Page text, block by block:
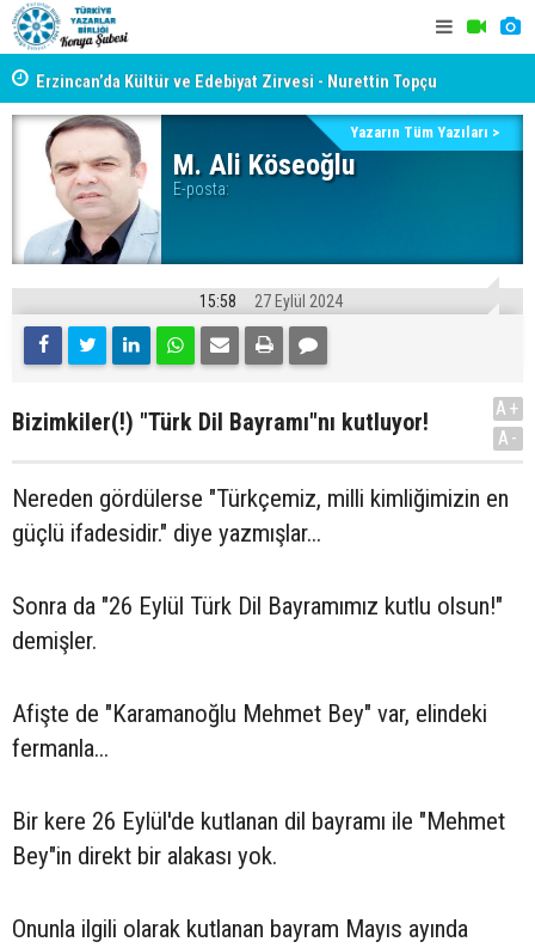
Erzincan’da Kültür ve Edebiyat Zirvesi - Nurettin Topçu
Sokağı Açılışı
M. Ali Köseoğlu
E-posta:
Yazarın Tüm Yazıları >
15:58 27 Eylül 2024
Bizimkiler(!) "Türk Dil Bayramı"nı kutluyor!
A+
A-
Nereden gördülerse "Türkçemiz, milli kimliğimizin en
güçlü ifadesidir." diye yazmışlar...
Sonra da "26 Eylül Türk Dil Bayramımız kutlu olsun!"
demişler.
Afişte de "Karamanoğlu Mehmet Bey" var, elindeki
fermanla...
Bir kere 26 Eylül'de kutlanan dil bayramı ile "Mehmet
Bey"in direkt bir alakası yok.
Onunla ilgili olarak kutlanan bayram Mayıs ayında